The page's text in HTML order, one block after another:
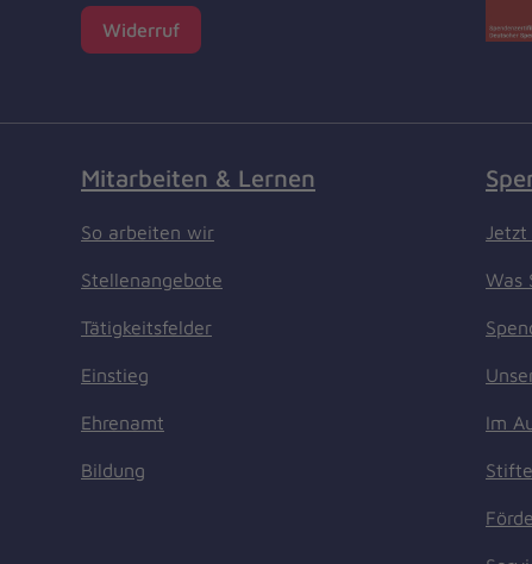
Widerruf
Mitarbeiten & Lernen
So arbeiten wir
Stellenangebote
Tätigkeitsfelder
Einstieg
Ehrenamt
Bildung
Was
Im